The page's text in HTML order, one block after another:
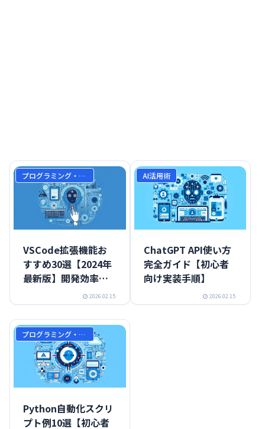
プログラミング・開発
VSCode拡張機能お
すすめ30選【2024年
最新版】開発効率を
劇的に向上させる厳
選ツール
2026.02.15
AI活用術
ChatGPT API使い方
完全ガイド【初心者
向け実装手順】
2026.02.15
プログラミング・開発
Python自動化スクリ
プト例10選【初心者